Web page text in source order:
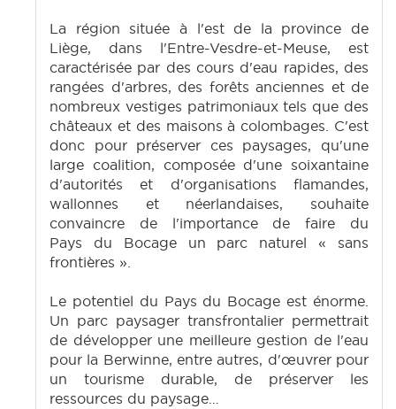
La région située à l'est de la province de
Liège, dans l'Entre-Vesdre-et-Meuse, est
caractérisée par des cours d'eau rapides, des
rangées d'arbres, des forêts anciennes et de
nombreux vestiges patrimoniaux tels que des
châteaux et des maisons à colombages. C'est
donc pour préserver ces paysages, qu'une
large coalition, composée d'une soixantaine
d'autorités et d'organisations flamandes,
wallonnes et néerlandaises, souhaite
convaincre de l'importance de faire du
Pays du Bocage un parc naturel « sans
frontières ».
Le potentiel du Pays du Bocage est énorme.
Un parc paysager transfrontalier permettrait
de développer une meilleure gestion de l'eau
pour la Berwinne, entre autres, d'œuvrer pour
un tourisme durable, de préserver les
ressources du paysage…